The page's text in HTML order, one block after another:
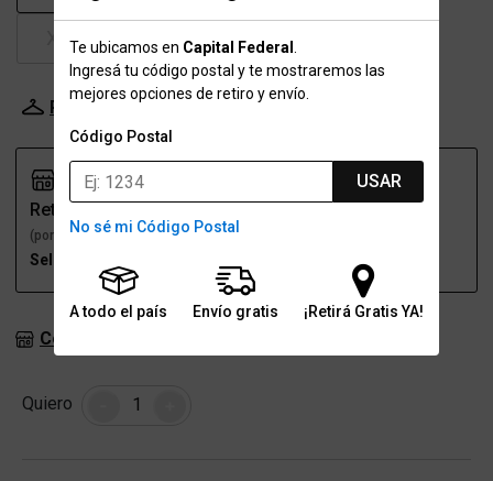
Te ubicamos en Capital Federal
Ingresá tu código postal y te mostraremos las
mejores opciones de retiro y envío.
Código Postal
USAR
No sé mi Código Postal
A todo el país Envío gratis ¡Retirá Gratis YA!
XXL
Probador Virtual Tabla de talles
Retiro
(por una sucursal)
Seleccioná talle
Envío
Seleccioná talle
Consultar stock en sucursales
Quiero Cantidad